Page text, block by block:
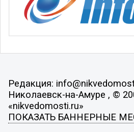
Редакция:
Николаевск-на-Амуре , ©
«nikvedomosti.ru»
ПОКАЗАТЬ БАННЕРНЫЕ